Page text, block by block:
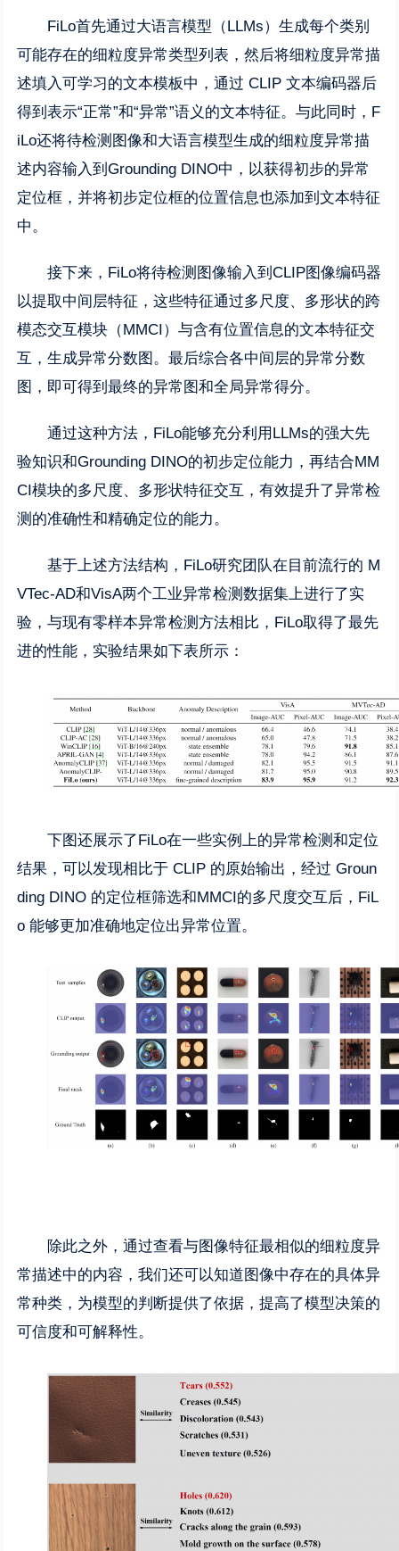
FiLo首先通过大语言模型（LLMs）生成每个类别
可能存在的细粒度异常类型列表，然后将细粒度异常描
述填入可学习的文本模板中，通过 CLIP 文本编码器后
得到表示“正常”和“异常”语义的文本特征。与此同时，F
iLo还将待检测图像和大语言模型生成的细粒度异常描
述内容输入到Grounding DINO中，以获得初步的异常
定位框，并将初步定位框的位置信息也添加到文本特征
中。
接下来，FiLo将待检测图像输入到CLIP图像编码器
以提取中间层特征，这些特征通过多尺度、多形状的跨
模态交互模块（MMCI）与含有位置信息的文本特征交
互，生成异常分数图。最后综合各中间层的异常分数
图，即可得到最终的异常图和全局异常得分。
通过这种方法，FiLo能够充分利用LLMs的强大先
验知识和Grounding DINO的初步定位能力，再结合MM
CI模块的多尺度、多形状特征交互，有效提升了异常检
测的准确性和精确定位的能力。
基于上述方法结构，FiLo研究团队在目前流行的 M
VTec-AD和VisA两个工业异常检测数据集上进行了实
验，与现有零样本异常检测方法相比，FiLo取得了最先
进的性能，实验结果如下表所示：
下图还展示了FiLo在一些实例上的异常检测和定位
结果，可以发现相比于 CLIP 的原始输出，经过 Groun
ding DINO 的定位框筛选和MMCI的多尺度交互后，FiL
o 能够更加准确地定位出异常位置。
除此之外，通过查看与图像特征最相似的细粒度异
常描述中的内容，我们还可以知道图像中存在的具体异
常种类，为模型的判断提供了依据，提高了模型决策的
可信度和可解释性。